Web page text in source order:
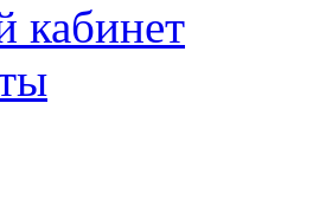
кабинет